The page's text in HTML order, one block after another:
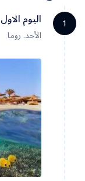
1 اليوم الاول
الأحد. روما